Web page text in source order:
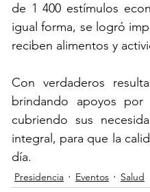
de 1 400 estímulos
igual forma, se logró
reciben alimentos y
Con verdaderos
brindando apoyos
cubriendo sus
integral, para que la
día.
Presidencia Eventos Salud